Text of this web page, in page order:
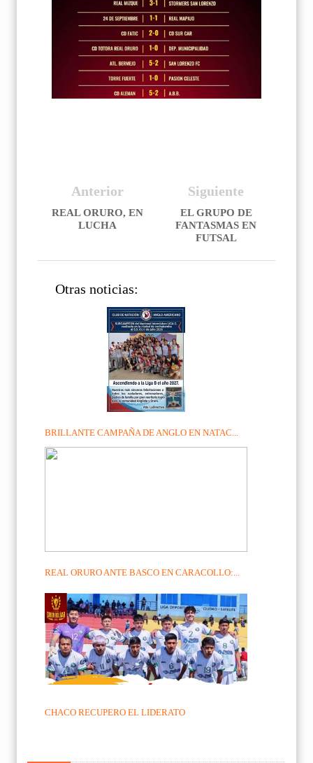
Siguiente
EL GRUPO DE
FANTASMAS EN
FUTSAL
Anterior
REAL ORURO, EN
LUCHA
Otras noticias:
BRILLANTE CAMPAÑA DE ANGLO EN NATAC...
REAL ORURO ANTE BASCO EN CARACOLLO:...
CHACO RECUPERO EL LIDERATO